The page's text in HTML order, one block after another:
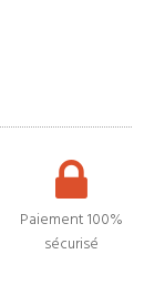
Paiement 100%
sécurisé